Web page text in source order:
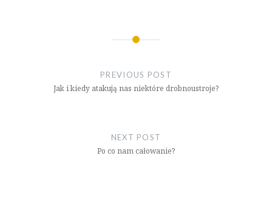
PREVIOUS POST
Jak i kiedy atakują nas niektóre drobnoustroje?
NEXT POST
Po co nam całowanie?